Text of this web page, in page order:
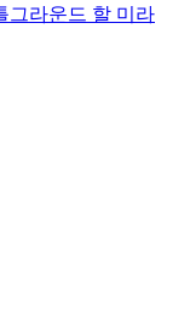
그라운드 할 미라